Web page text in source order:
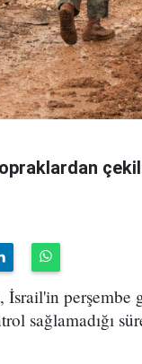
perşembe
sağlamadığı